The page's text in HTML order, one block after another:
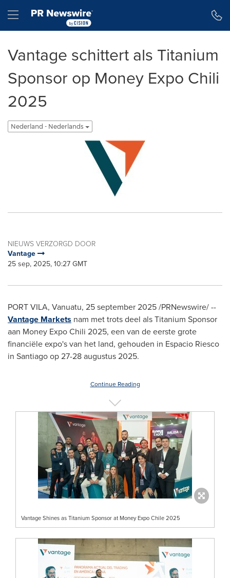
Hamburger menu
Vantage schittert als Titanium
Sponsor op Money Expo Chili
2025
Nederland - Nederlands
NIEUWS VERZORGD DOOR
Vantage
25 sep, 2025, 10:27 GMT
PORT VILA, Vanuatu, 25 september 2025/PRNewswire/ --
Vantage Markets nam met trots deel als Titanium Sponsor
aan Money Expo Chili 2025, een van de eerste grote
financiële expo's van het land, gehouden in Espacio Riesco
in Santiagoop 27-28 augustus 2025.
Continue Reading
Vantage Shines as Titanium Sponsor at Money Expo Chile 2025